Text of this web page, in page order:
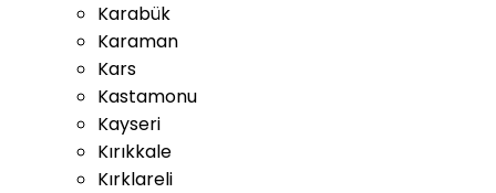
Karabük
Karaman
Kars
Kastamonu
Kayseri
Kırıkkale
Kırklareli